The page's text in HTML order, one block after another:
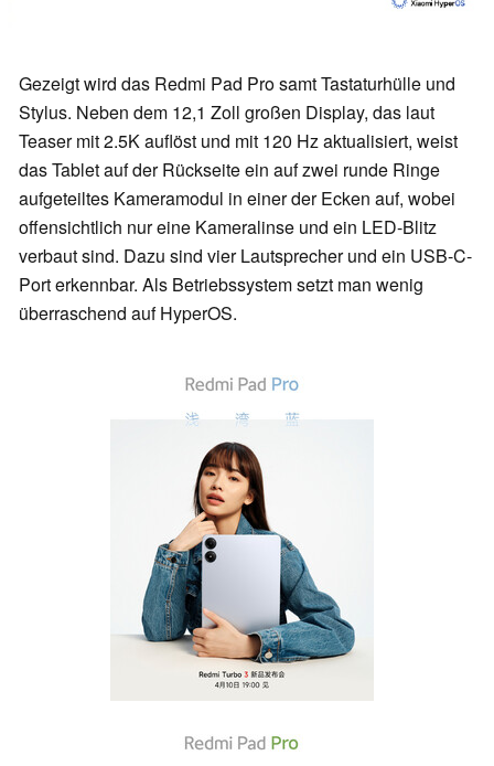
Gezeigt wird das Redmi Pad Pro samt Tastaturhülle und
Stylus. Neben dem 12,1 Zoll großen Display, das laut
Teaser mit 2.5K auflöst und mit 120 Hz aktualisiert, weist
das Tablet auf der Rückseite ein auf zwei runde Ringe
aufgeteiltes Kameramodul in einer der Ecken auf, wobei
offensichtlich nur eine Kameralinse und ein LED-Blitz
verbaut sind. Dazu sind vier Lautsprecher und ein USB-C-
Port erkennbar. Als Betriebssystem setzt man wenig
überraschend auf HyperOS.